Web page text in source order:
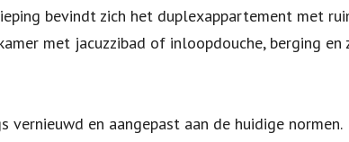
bevindt zich het duplexappartement met
met jacuzzibad of inloopdouche, berging
en aangepast aan de huidige normen.